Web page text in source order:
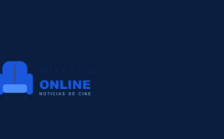
WhatsApp
canal de Butaca Online. Gratis y nadie